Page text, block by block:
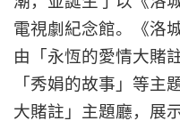
電視劇紀念館。《洛
由「永恆的愛情大賭
「秀娟的故事」等主
大賭註」主題廳，展